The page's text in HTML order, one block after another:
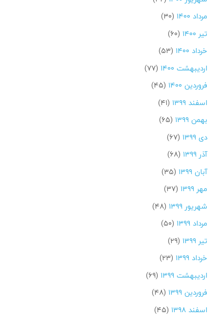
مرداد ۱۴۰۰
(۳۰)
تیر ۱۴۰۰
(۶۰)
خرداد ۱۴۰۰
(۵۳)
اردیبهشت ۱۴۰۰
(۷۷)
فروردین ۱۴۰۰
(۴۵)
اسفند ۱۳۹۹
(۴۱)
بهمن ۱۳۹۹
(۶۵)
دی ۱۳۹۹
(۶۷)
آذر ۱۳۹۹
(۶۸)
آبان ۱۳۹۹
(۳۵)
مهر ۱۳۹۹
(۳۷)
شهریور ۱۳۹۹
(۴۸)
مرداد ۱۳۹۹
(۵۰)
تیر ۱۳۹۹
(۲۹)
خرداد ۱۳۹۹
(۲۳)
اردیبهشت ۱۳۹۹
(۶۹)
فروردین ۱۳۹۹
(۴۸)
اسفند ۱۳۹۸
(۴۵)